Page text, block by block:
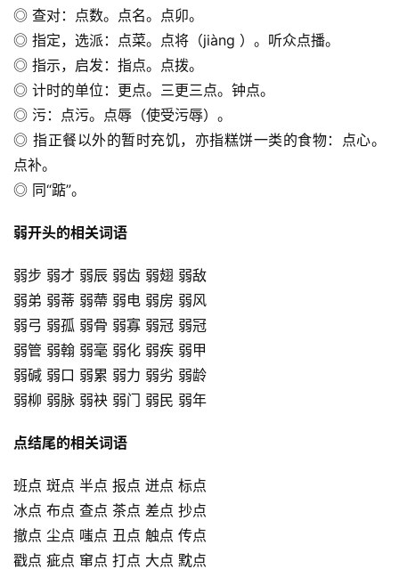
◎ 查对：点数。点名。点卯。
◎ 指定，选派：点菜。点将（jiàng ）。听众点播。
◎ 指示，启发：指点。点拨。
◎ 计时的单位：更点。三更三点。钟点。
◎ 污：点污。点辱（使受污辱）。
◎ 指正餐以外的暂时充饥，亦指糕饼一类的食物：点心。
点补。
◎ 同“踮”。
弱开头的相关词语
弱步 弱才 弱辰 弱齿 弱翅 弱敌
弱弟 弱蒂 弱蔕 弱电 弱房 弱风
弱弓 弱孤 弱骨 弱寡 弱冠 弱冠
弱管 弱翰 弱毫 弱化 弱疾 弱甲
弱碱 弱口 弱累 弱力 弱劣 弱龄
弱柳 弱脉 弱袂 弱门 弱民 弱年
点结尾的相关词语
班点 斑点 半点 报点 迸点 标点
冰点 布点 查点 茶点 差点 抄点
撤点 尘点 嗤点 丑点 触点 传点
戳点 疵点 窜点 打点 大点 黕点